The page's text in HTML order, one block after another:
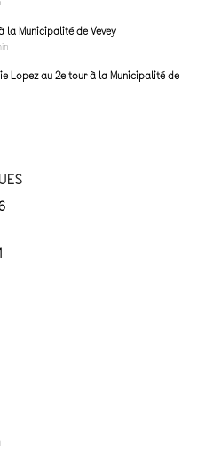
la Municipalité de Vevey
Lopez au 2e tour à la Municipalité de